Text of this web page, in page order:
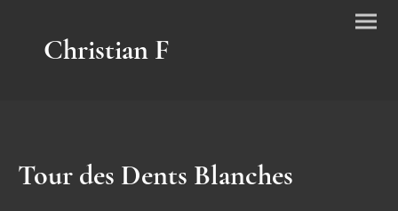
Christian F
Tour des Dents Blanches